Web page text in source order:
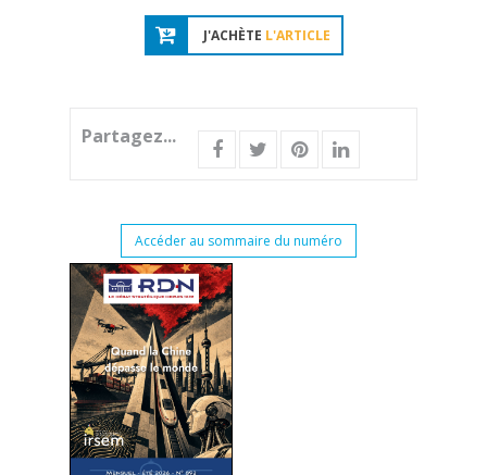
J'ACHÈTE L'ARTICLE
Partagez...
Accéder au sommaire du numéro